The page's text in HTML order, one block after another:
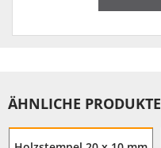
ÄHNLICHE PRODUKTE